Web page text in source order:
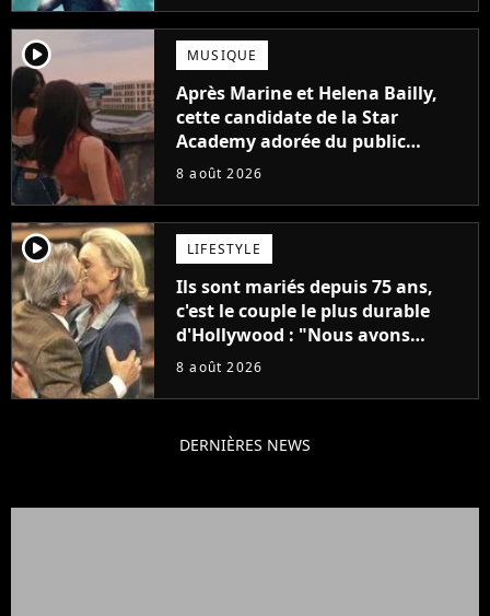
player2 MUSIQUE
Après Marine et Helena Bailly,
cette candidate de la Star
Academy adorée du public
annonce son premier album,
8 août 2026
player2 LIFESTYLE
Ils sont mariés depuis 75 ans,
c'est le couple le plus durable
d'Hollywood : "Nous avons
avancé jour après jour, et les
décennies"
8 août 2026
DERNIÈRES NEWS